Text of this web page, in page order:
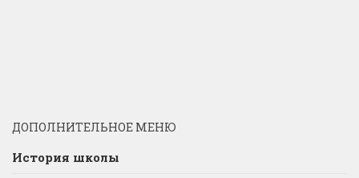
ДОПОЛНИТЕЛЬНОЕ МЕНЮ
История школы